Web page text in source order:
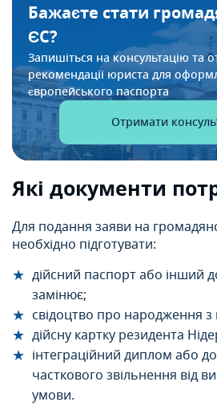
Бажаєте стати
ЄС?
Запишіться на консультацію та
рекомендаціїюриста для
європейського паспорта
Отримати
Які документи
Для подання заяви на
необхідно підготувати:
дійсний паспорт або інший
замінює;
свідоцтво про народження
дійсну картку резидента
інтеграційний диплом або
часткового звільнення від
умови.